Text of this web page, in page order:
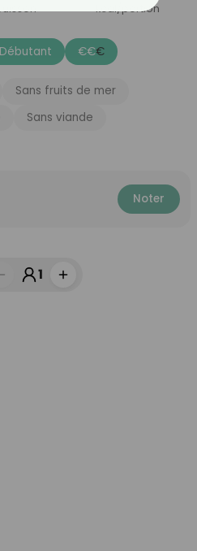
kcal/portion
Débutant €€€
Sans fruits de mer
Sans viande
Noter
1